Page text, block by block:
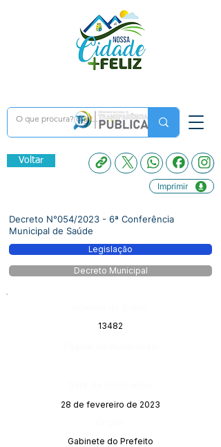
Voltar
Imprimir
Decreto N°054/2023 - 6ª Conferência
Municipal de Saúde
Legislação
Decreto Municipal
13482
28 de fevereiro de 2023
Gabinete do Prefeito